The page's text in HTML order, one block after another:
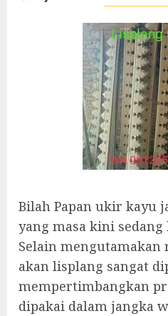
Bilah Papan ukir kayu
yang masa kini
Selain mengutamakan
akan lisplang sangat
mempertimbangkan
dipakai dalam jangka